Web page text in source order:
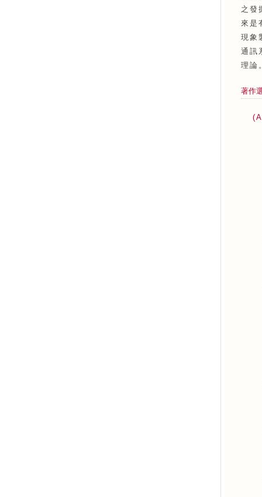
之發
來是
現象
通訊
理論
著作